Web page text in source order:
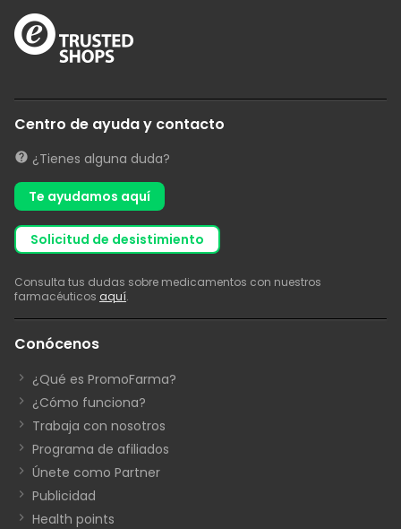
Centro de ayuda y contacto
¿Tienes alguna duda?
Te ayudamos aquí
solicitud de desistimiento
Consulta tus dudas sobre medicamentos con nuestros
farmacéuticos aquí.
Conócenos
¿Qué es PromoFarma?
¿Cómo funciona?
Trabaja con nosotros
Programa de afiliados
Únete como Partner
Publicidad
Health points